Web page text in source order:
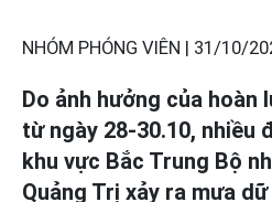
NHÓM PHÓNG VIÊN | 31/10/
Do ảnh hưởng của hoàn
từ ngày 28-30.10, nhiều
khu vực Bắc Trung Bộ
Quảng Trị xảy ra mưa